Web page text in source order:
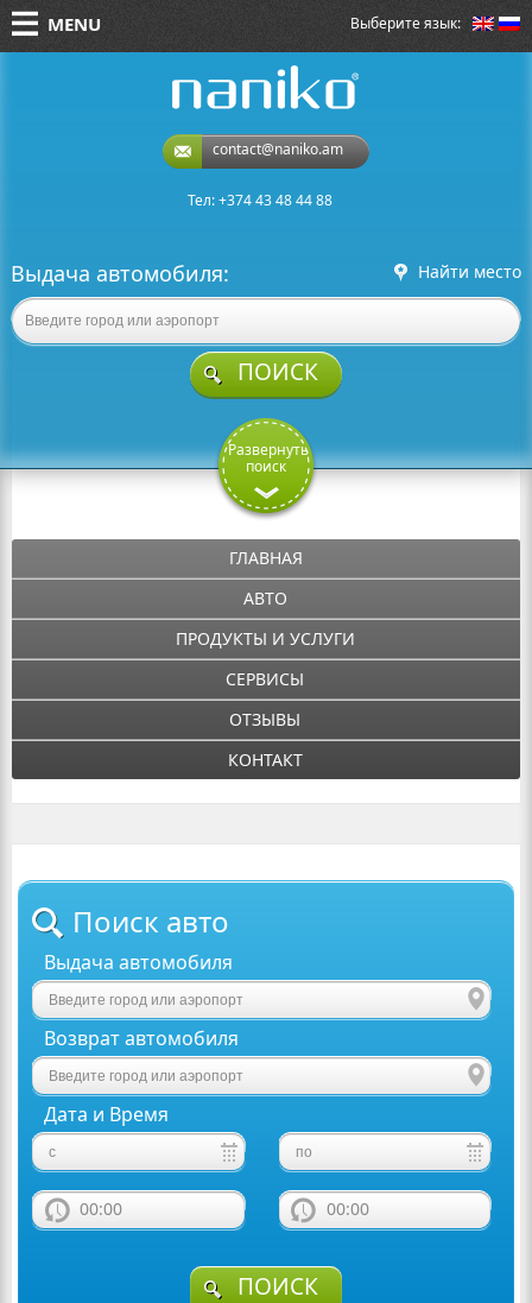
Выберите язык:
MENU
contact@naniko.am
Тел: +374 43 48 44 88
Выдача автомобиля: Найти место
ПОИСК
Развернуть
поиск
ГЛАВНАЯ
АВТО
ПРОДУКТЫ И УСЛУГИ
СЕРВИСЫ
ОТЗЫВЫ
КОНТАКТ
Поиск авто
Выдача автомобиля
Возврат автомобиля
Дата и Время
00:00 00:00
ПОИСК